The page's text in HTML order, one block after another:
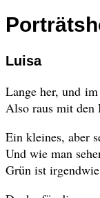
Luisa
Lange her, und
Also raus mit den
Ein kleines, aber
Und wie man
Grün ist